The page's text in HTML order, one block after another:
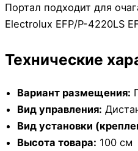
Портал подходит для
Electrolux EFP/P-4220LS
Технические
Вариант размещения:
Вид управления:
Вид установки
Высота товара: 100 см